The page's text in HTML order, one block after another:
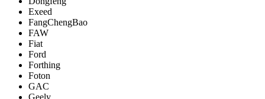
Exeed
FangChengBao
FAW
Fiat
Ford
Forthing
Foton
GAC
Geely